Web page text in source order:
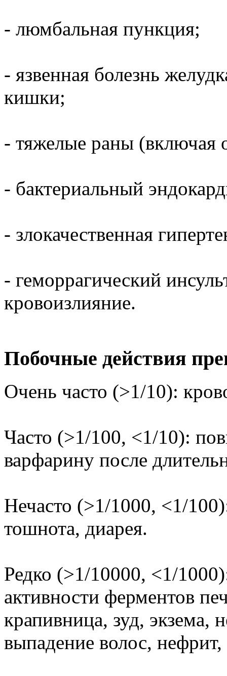
- люмбальная пункция;
- язвенная болезнь
кишки;
- тяжелые раны (включая
- бактериальный
- злокачественная
- геморрагический
кровоизлияние.
Побочные действия
Очень часто (>1/10):
Часто (>1/100, <1/10):
варфарину после
Нечасто (>1/1000, <1/
тошнота, диарея.
Редко (>1/10000, <1/
активности ферментов
крапивница, зуд, экзема,
выпадение волос,